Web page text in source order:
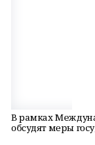
В рамках
обсудят меры